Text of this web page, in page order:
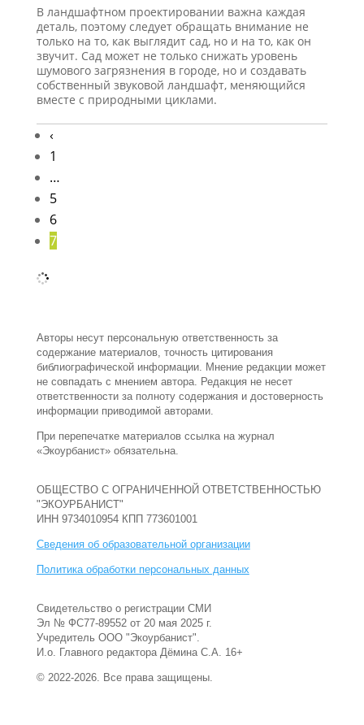
В ландшафтном проектировании важна каждая
деталь, поэтому следует обращать внимание не
только на то, как выглядит сад, но и на то, как он
звучит. Сад может не только снижать уровень
шумового загрязнения в городе, но и создавать
собственный звуковой ландшафт, меняющийся
вместе с природными циклами.
‹
1
…
5
6
7
Авторы несут персональную ответственность за
содержание материалов, точность цитирования
библиографической информации. Мнение редакции может
не совпадать с мнением автора. Редакция не несет
ответственности за полноту содержания и достоверность
информации приводимой авторами.
При перепечатке материалов ссылка на журнал
«Экоурбанист» обязательна.
ОБЩЕСТВО С ОГРАНИЧЕННОЙ ОТВЕТСТВЕННОСТЬЮ
"ЭКОУРБАНИСТ"
ИНН 9734010954 КПП 773601001
Сведения об образовательной организации
Политика обработки персональных данных
Свидетельство о регистрации СМИ
Эл № ФС77-89552 от 20 мая 2025 г.
Учредитель ООО "Экоурбанист".
И.о. Главного редактора Дёмина С.А. 16+
© 2022-2026. Все права защищены.